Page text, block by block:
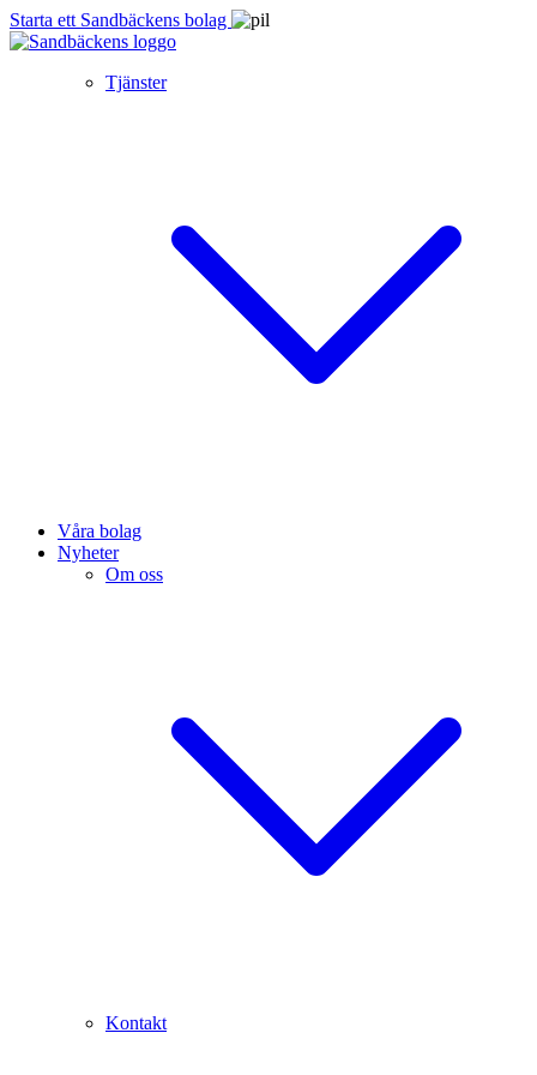
Starta ett Sandbäckens bolag
Tjänster
Våra bolag
Nyheter
Om oss
Kontakt